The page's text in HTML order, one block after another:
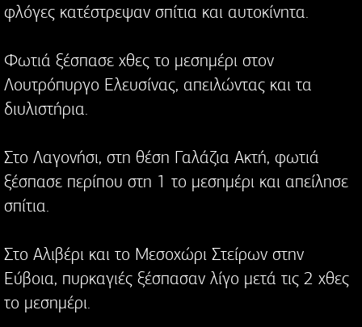
φλόγες κατέστρεψαν σπίτια και αυτοκίνητα.
Φωτιά ξέσπασε χθες το μεσημέρι στον
Λουτρόπυργο Ελευσίνας, απειλώντας και τα
διυλιστήρια.
Στο Λαγονήσι, στη θέση Γαλάζια Ακτή, φωτιά
ξέσπασε περίπου στη 1 το μεσημέρι και απείλησε
σπίτια.
Στο Αλιβέρι και το Μεσοχώρι Στείρων στην
Εύβοια, πυρκαγιές ξέσπασαν λίγο μετά τις 2 χθες
το μεσημέρι.